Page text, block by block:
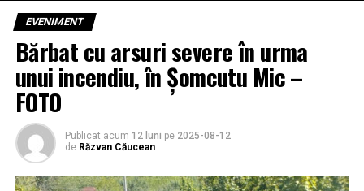
EVENIMENT
Bărbat cu arsuri severe în urma
unui incendiu, în Șomcutu Mic –
FOTO
Publicat acum 12 luni pe 2025-08-12
de Răzvan Căucean